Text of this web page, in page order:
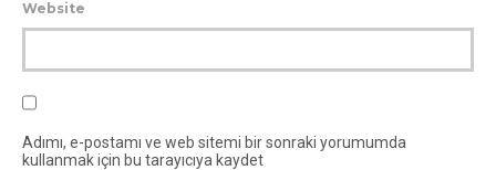
Website
Adımı, e-postamı ve web sitemi bir sonraki yorumumda
kullanmak için bu tarayıcıya kaydet